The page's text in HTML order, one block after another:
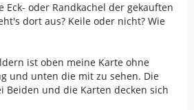
oder Randkachel der gekauften
dort aus? Keile oder nicht? Wie
ist oben meine Karte ohne
und unten die mit zu sehen. Die
Beiden und die Karten decken sich